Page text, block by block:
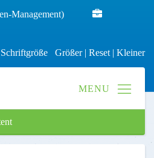
Management)
Schriftgröße Größer| Reset | Kleiner